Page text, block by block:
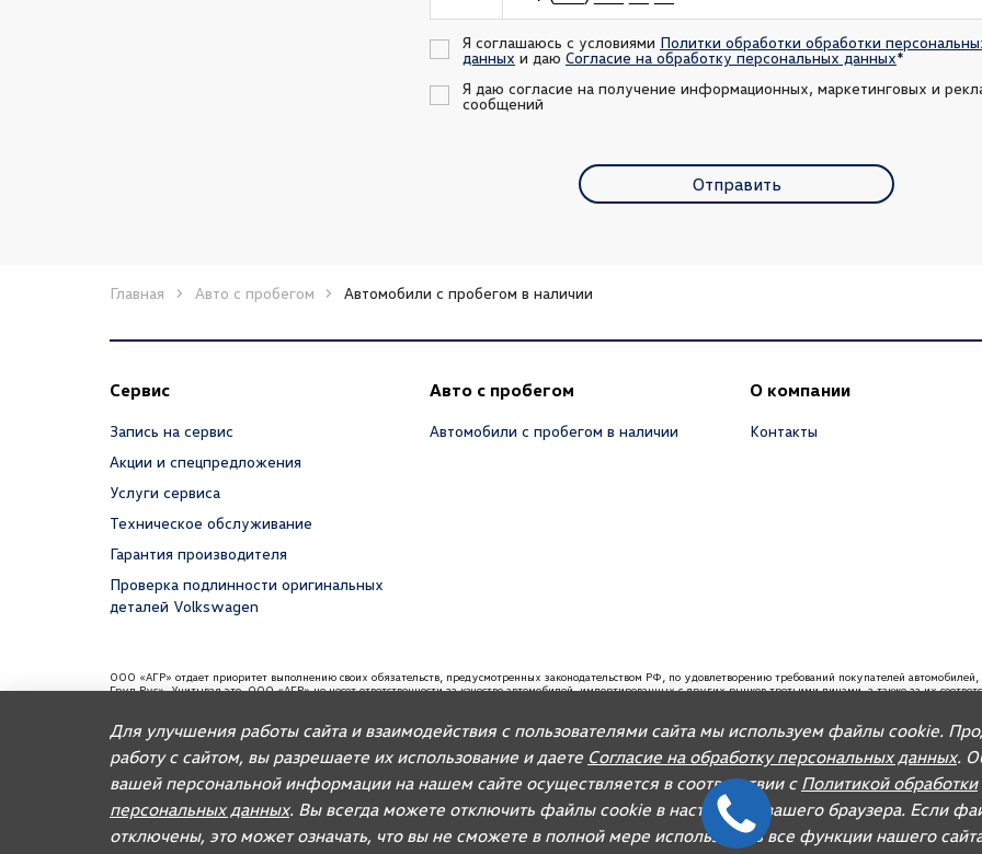
Я соглашаюсь с условиями Политки обработки обработки
данных и даю Согласие на обработку персональных данных*
Я даю согласие на получение информационных, маркетинговых и
сообщений
Отправить
Главная Авто с пробегом Автомобили с пробегом в наличии
Сервис
Запись на сервис
Акции и спецпредложения
Услуги сервиса
Техническое обслуживание
Гарантия производителя
Проверка подлинности оригинальных
деталей Volkswagen
Авто с пробегом
Автомобили с пробегом в наличии
О компании
Контакты
ООО «АГР» отдает приоритет выполнению своих обязательств, предусмотренных законодательством РФ, по удовлетворению требований покупателей
Груп Рус». Учитывая это, ООО «АГР» не несет ответственности за качество автомобилей, импортированных с других рынков третьими лицами, а также за их
Для автомобилей бренда дилерское предприятие осуществляет продажу запасных частей и организацию послепродажного обслуживания.
© 2026, AGR Automotive Group.
Правовая информация
Для улучшения работы сайта и взаимодействия с пользователями сайта мы используем файлы cookie.
работу с сайтом, вы разрешаете их использование и даете Согласие на обработку персональных данных.
вашей персональной информации на нашем сайте осуществляется в соответствии с Политикой обработки
персональных данных. Вы всегда можете отключить файлы cookie в настройках вашего браузера. Если
отключены, это может означать, что вы не сможете в полной мере использовать все функции нашего